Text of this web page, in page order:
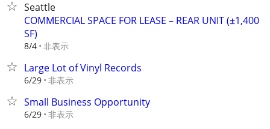
Seattle
COMMERCIAL SPACE FOR LEASE – REAR UNIT (±1,400
SF)
8/4 非表示
Large Lot of Vinyl Records
6/29 非表示
Small Business Opportunity
6/29 非表示